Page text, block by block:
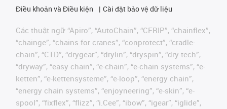
Điều khoản và Điều kiện
Cài đặt bảo vệ dữ liệu
Các thuật ngữ “Apiro”, “AutoChain”, “CFRIP”, “chainflex”,
“chainge”, “chains for cranes”, “conprotect”, “cradle-
chain”, “CTD”, “drygear”, “drylin”, “dryspin”, “dry-tech”,
“dryway”, “easy chain”, “e-chain”, “e-chain systems”, “e-
ketten”, “e-kettensysteme”, “e-loop”, “energy chain”,
“energy chain systems”, “enjoyneering”, “e-skin”, “e-
spool”, “fixflex”, “flizz”, “i.Cee”, “ibow”, “igear”, “iglide”,